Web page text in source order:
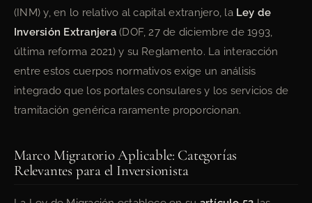
(INM) y, en lo relativo al capital extranjero, la Ley de
Inversión Extranjera(DOF, 27 de diciembre de 1993,
última reforma 2021) y su Reglamento. La interacción
entre estos cuerpos normativos exige un análisis
integrado que los portales consulares y los servicios de
tramitación genérica raramente proporcionan.
Marco Migratorio Aplicable: Categorías
Relevantes para el Inversionista